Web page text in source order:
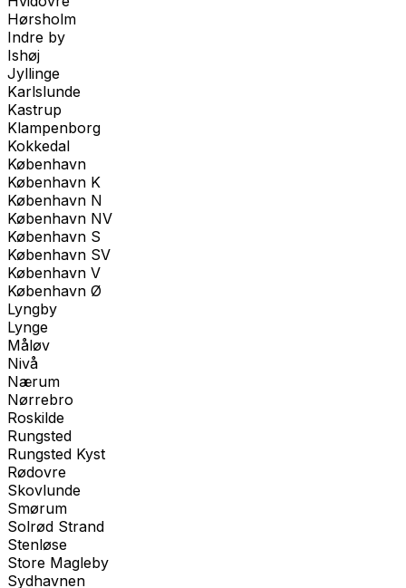
Hørsholm
Indre by
Ishøj
Jyllinge
Karlslunde
Kastrup
Klampenborg
Kokkedal
København
København K
København N
København NV
København S
København SV
København V
København Ø
Lyngby
Lynge
Måløv
Nivå
Nærum
Nørrebro
Roskilde
Rungsted
Rungsted Kyst
Rødovre
Skovlunde
Smørum
Solrød Strand
Stenløse
Store Magleby
Sydhavnen